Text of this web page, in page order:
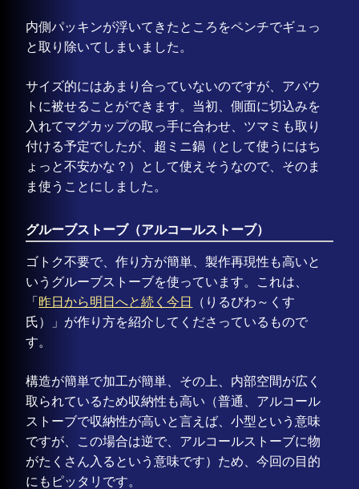
内側パッキンが浮いてきたところをペンチでギュっ
と取り除いてしまいました。
サイズ的にはあまり合っていないのですが、アバウ
トに被せることができます。当初、側面に切込みを
入れてマグカップの取っ手に合わせ、ツマミも取り
付ける予定でしたが、超ミニ鍋（として使うにはち
ょっと不安かな？）として使えそうなので、そのま
ま使うことにしました。
グルーブストーブ（アルコールストーブ）
ゴトク不要で、作り方が簡単、製作再現性も高いと
いうグルーブストーブを使っています。これは、
「 昨日から明日へと続く今日
（りるびわ～くす
氏）」が作り方を紹介してくださっているもので
す。
構造が簡単で加工が簡単、その上、内部空間が広く
取られているため収納性も高い（普通、アルコール
ストーブで収納性が高いと言えば、小型という意味
ですが、この場合は逆で、アルコールストーブに物
がたくさん入るという意味です）ため、今回の目的
にもピッタリです。